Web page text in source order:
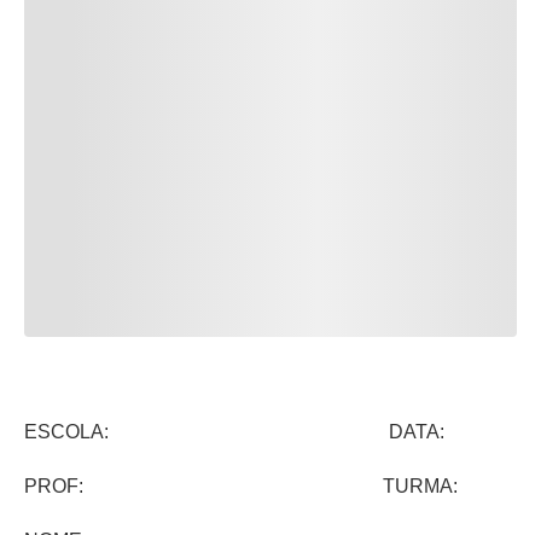
ESCOLA: DATA:
PROF: TURMA: